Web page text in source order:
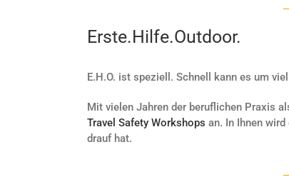
Erste.Hilfe.Outdoor.
E.H.O. ist speziell. Schnell kann es um
Mit vielen Jahren der beruflichen Praxis
Travel Safety Workshops an. In Ihnen
drauf hat.